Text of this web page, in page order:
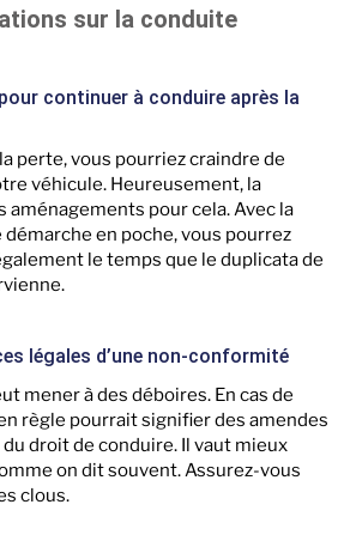
sur la conduite
continuer à conduire après la
perte, vous pourriez craindre de
véhicule. Heureusement, la
pour cela. Avec la
en poche, vous pourrez
le temps que le duplicata de
légales d’une non-conformité
mener à des déboires. En cas de
règle pourrait signifier des amendes
droit de conduire. Il vaut mieux
on dit souvent. Assurez-vous
clous.